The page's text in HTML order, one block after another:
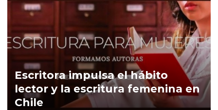
Escritora impulsa el hábito
lector y la escritura femenina en
Chile